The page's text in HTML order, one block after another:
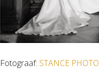
Fotograaf: STANCE